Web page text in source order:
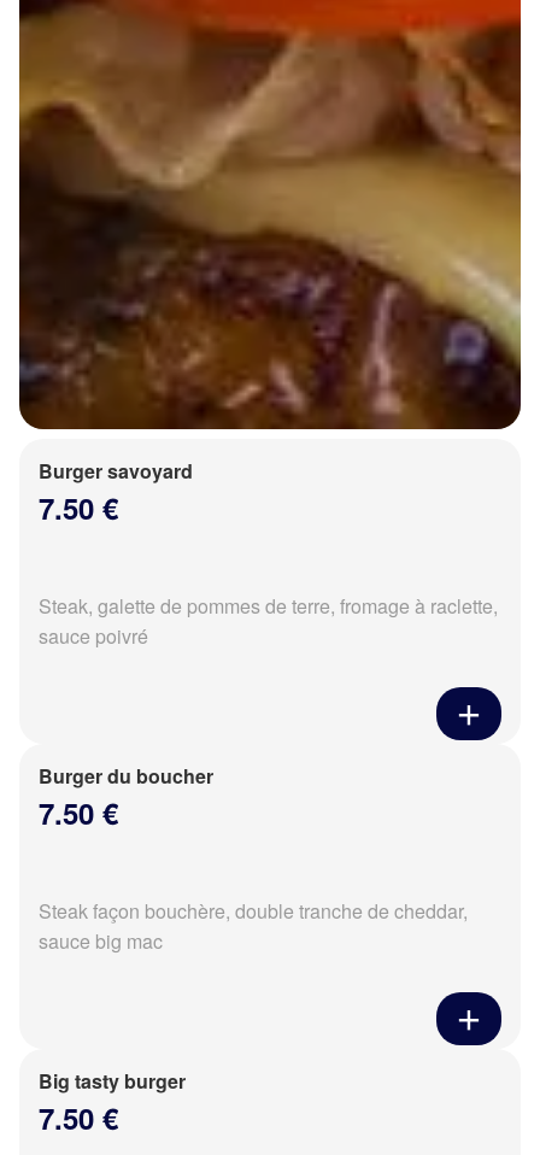
Burger savoyard
7.50 €
Steak, galette de pommes de terre, fromage à raclette,
sauce poivré
Burger du boucher
7.50 €
Steak façon bouchère, double tranche de cheddar,
sauce big mac
Big tasty burger
7.50 €